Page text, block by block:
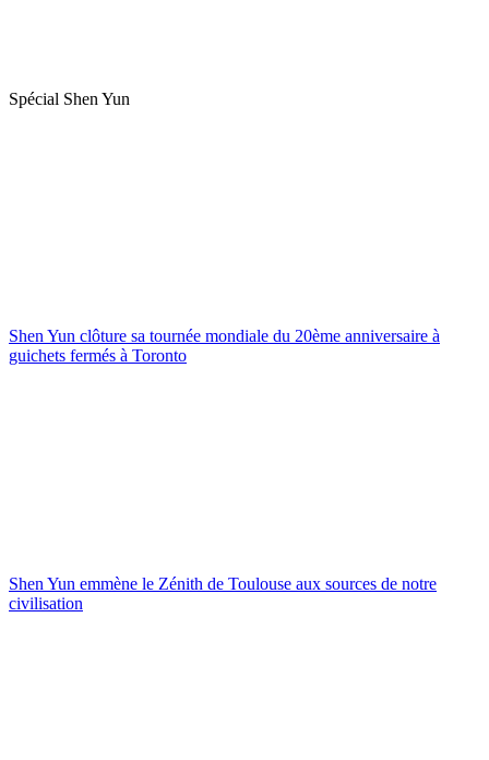
Spécial Shen Yun
Shen Yun clôture sa tournée mondiale du 20ème anniversaire à
guichets fermés à Toronto
Shen Yun emmène le Zénith de Toulouse aux sources de notre
civilisation